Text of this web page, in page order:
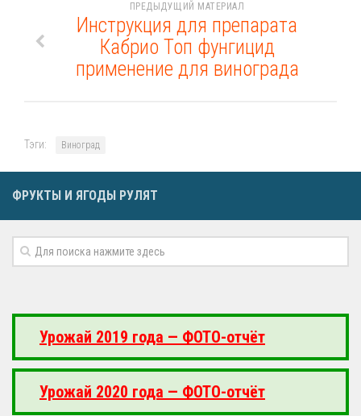
ПРЕДЫДУЩИЙ МАТЕРИАЛ
Инструкция для препарата
Кабрио Топ фунгицид
применение для винограда
Тэги: Виноград
ФРУКТЫ И ЯГОДЫ РУЛЯТ
Урожай 2019 года — ФОТО-отчёт
Урожай 2020 года — ФОТО-отчёт